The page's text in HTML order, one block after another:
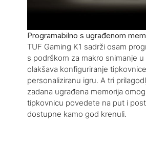
Programabilno s ugrađenom
TUF Gaming K1 sadrži osam
s podrškom za makro snimanje
olakšava konfiguriranje
personaliziranu igru. A tri
zadana ugrađena memorija
tipkovnicu povedete na put i
dostupne kamo god krenuli.